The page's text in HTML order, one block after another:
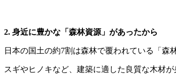
2. 身近に豊かな「森林資源」があったから
日本の国土の約7割は森林で覆われている「森
スギやヒノキなど、建築に適した良質な木材が